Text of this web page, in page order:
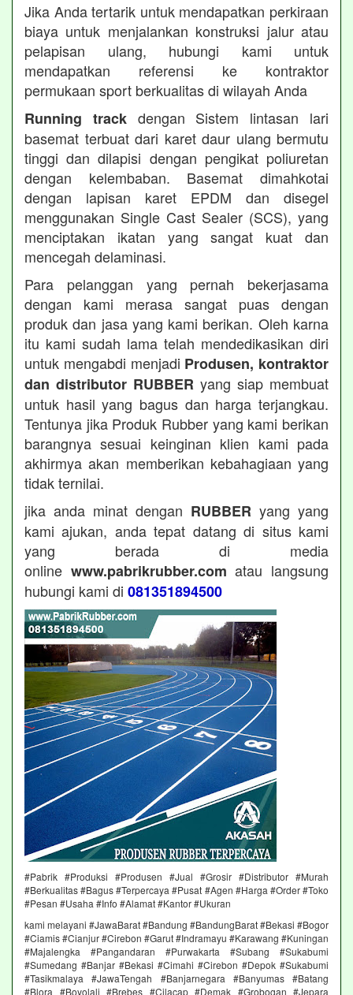
Jika Anda tertarik untuk mendapatkan perkiraan
biaya untuk menjalankan konstruksi jalur atau
pelapisan ulang, hubungi kami untuk
mendapatkan referensi ke kontraktor
permukaan sport berkualitas di wilayah Anda
Running trackdengan Sistem lintasan lari
basemat terbuat dari karet daur ulang bermutu
tinggi dan dilapisi dengan pengikat poliuretan
dengan kelembaban. Basemat dimahkotai
dengan lapisan karet EPDM dan disegel
menggunakan Single Cast Sealer (SCS), yang
menciptakan ikatan yang sangat kuat dan
mencegah delaminasi.
Para pelanggan yang pernah bekerjasama
dengan kami merasa sangat puas dengan
produk dan jasa yang kami berikan. Oleh karna
itu kami sudah lama telah mendedikasikan diri
untuk mengabdi menjadi Produsen, kontraktor
dan distributor RUBBER yang siap membuat
untuk hasil yang bagus dan harga terjangkau.
Tentunya jika Produk Rubber yang kami berikan
barangnya sesuai keinginan klien kami pada
akhirmya akan memberikan kebahagiaan yang
tidak ternilai.
jika anda minat dengan RUBBER yang yang
kami ajukan, anda tepat datang di situs kami
yang berada di media
online www.pabrikrubber.com atau langsung
hubungi kami di 081351894500
#Pabrik #Produksi #Produsen #Jual #Grosir #Distributor #Murah
#Berkualitas #Bagus #Terpercaya #Pusat #Agen #Harga #Order #Toko
#Pesan #Usaha #Info #Alamat #Kantor #Ukuran
kami melayani #JawaBarat #Bandung #BandungBarat #Bekasi #Bogor
#Ciamis #Cianjur #Cirebon #Garut #Indramayu #Karawang #Kuningan
#Majalengka #Pangandaran #Purwakarta #Subang #Sukabumi
#Sumedang #Banjar #Bekasi #Cimahi #Cirebon #Depok #Sukabumi
#Tasikmalaya #JawaTengah #Banjarnegara #Banyumas #Batang
#Blora #Boyolali #Brebes #Cilacap #Demak #Grobogan #Jepara